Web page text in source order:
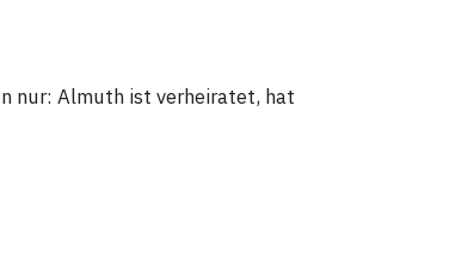
nur: Almuth ist verheiratet, hat